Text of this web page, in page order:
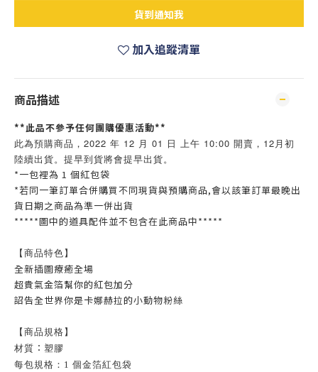
貨到通知我
加入追蹤清單
商品描述
**此品不參予任何團購優惠活動**
此為預購商品，2022 年 12 月 01 日 上午 10:00 開賣，12月初
陸續出貨。提早到貨將會提早出貨。
*一包裡為 1 個紅包袋
*若同一筆訂單合併購買不同現貨與預購商品,會以該筆訂單最晚出
貨日期之商品為準一併出貨
*****圖中的道具配件並不包含在此商品中*****
【商品特色】
全新插圖療癒全場
超貴氣金箔幫你的紅包加分
詔告全世界你是卡娜赫拉的小動物粉絲
【商品規格】
材質 ： 塑膠
每包規格：1 個金箔紅包袋